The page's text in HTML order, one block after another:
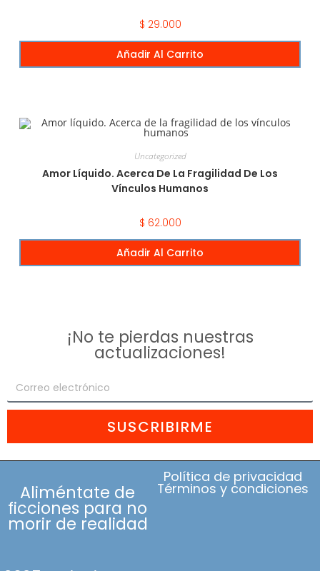
$ 29.000
Añadir Al Carrito
Uncategorized
Amor Líquido. Acerca De La Fragilidad De Los
Vínculos Humanos
$ 62.000
Añadir Al Carrito
¡No te pierdas nuestras
actualizaciones!
SUSCRIBIRME
Aliméntate de
ficciones para no
morir de realidad
Política de privacidad
Términos y condiciones